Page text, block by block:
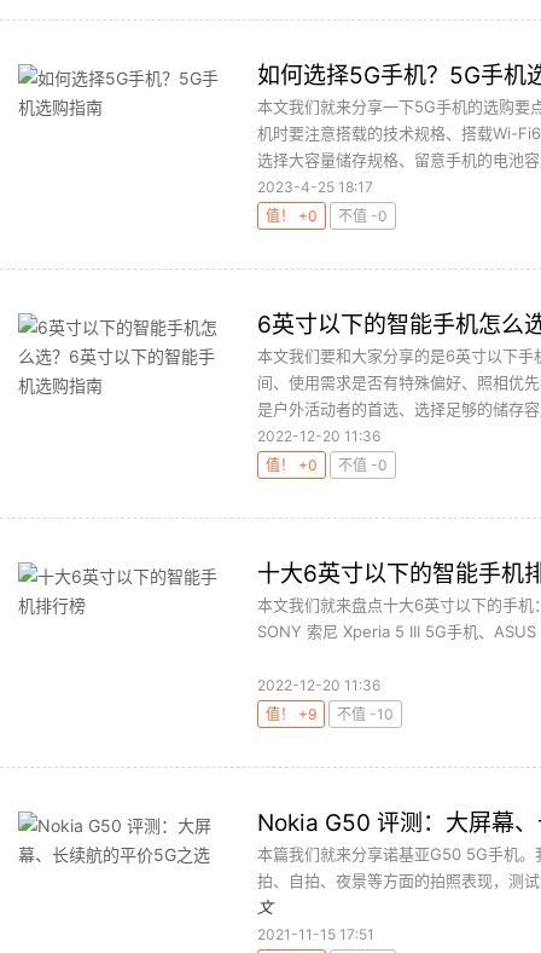
如何选择5G手机？5G手机
本文我们就来分享一下5G手机的选购要
机时要注意搭载的技术规格、搭载Wi-
选择大容量储存规格、留意手机的电池
2023-4-25 18:17
值！ +0
不值 -0
6英寸以下的智能手机怎么
本文我们要和大家分享的是6英寸以下
间、使用需求是否有特殊偏好、照相优
是户外活动者的首选、选择足够的储存
2022-12-20 11:36
值！ +0
不值 -0
十大6英寸以下的智能手机
本文我们就来盘点十大6英寸以下的手
SONY 索尼 Xperia 5 III 5G手机、
2022-12-20 11:36
值！ +9
不值 -10
Nokia G50 评测：大屏幕
本篇我们就来分享诺基亚G50 5G手机
拍、自拍、夜景等方面的拍照表现，测
文
2021-11-15 17:51